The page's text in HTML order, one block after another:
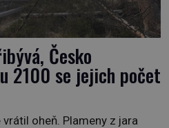
Česko
2100 se jejich počet
oheň. Plameny z jara